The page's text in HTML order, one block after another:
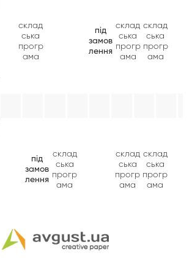
склад
ська
прогр
ама
під
замов
лення
склад
ська
прогр
ама
склад
ська
прогр
ама
під
замов
лення
склад
ська
прогр
ама
склад
ська
прогр
ама
склад
ська
прогр
ама